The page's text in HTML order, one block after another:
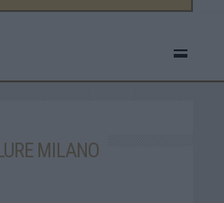
MILANO